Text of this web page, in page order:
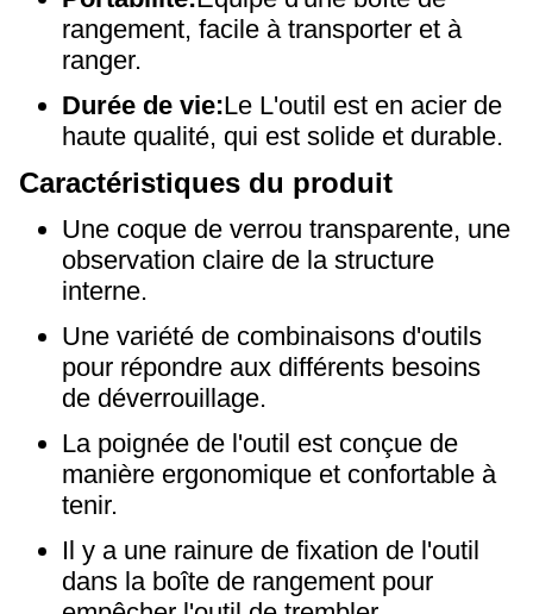
rangement, facile à transporter et à
ranger.
Durée de vie:Le L'outil est en acier de
haute qualité, qui est solide et durable.
Caractéristiques du produit
Une coque de verrou transparente, une
observation claire de la structure
interne.
Une variété de combinaisons d'outils
pour répondre aux différents besoins
de déverrouillage.
La poignée de l'outil est conçue de
manière ergonomique et confortable à
tenir.
Il y a une rainure de fixation de l'outil
dans la boîte de rangement pour